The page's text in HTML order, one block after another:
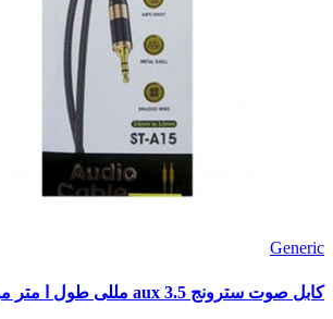
Generic
كابل صوت سترونج aux 3.5 مللى طول ا متر موديل st a15